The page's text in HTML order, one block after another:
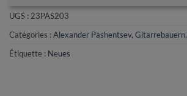
UGS :23PAS203
Catégories :Alexander Pashentsev, Gitarrebauern,
Étiquette : Neues